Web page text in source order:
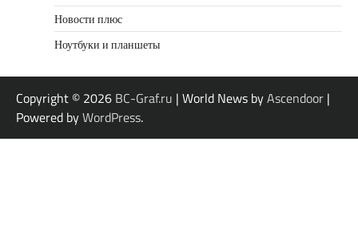
Новости плюс
Ноутбуки и планшеты
Copyright © 2026 BC-Graf.ru | World News byAscendoor |
Powered byWordPress.